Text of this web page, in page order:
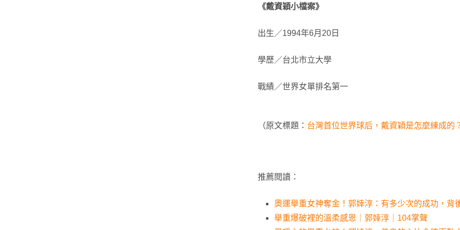
《戴資穎小檔案》
出生／1994年6月20日
學歷／台北市立大學
戰績／世界女單排名第一
（原文標題： 台灣首位世界球后，戴資穎是怎麼練成的
推薦閱讀：
奧運舉重女神奪金！郭婞淳：有多少次的成功，背
舉重爆破裡的溫柔感恩｜郭婞淳｜104掌聲